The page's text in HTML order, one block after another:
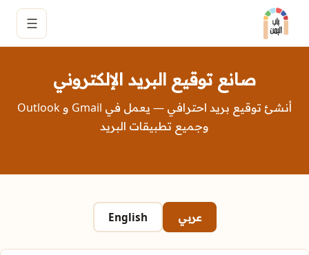
☰
صانع توقيع البريد الإلكتروني
أنشئ توقيع بريد احترافي — يعمل في Gmail و Outlook
وجميع تطبيقات البريد
عربي English